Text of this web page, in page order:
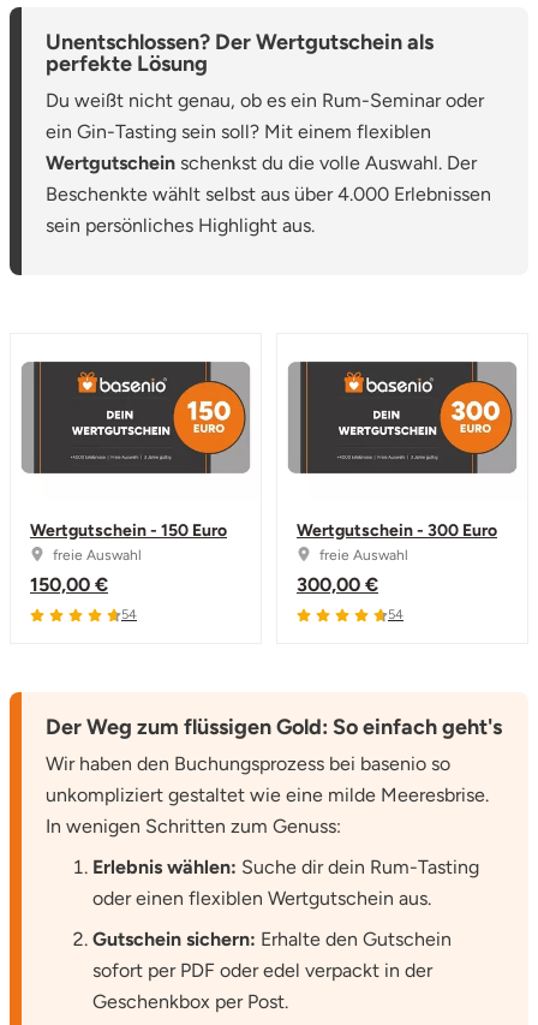
Unentschlossen? Der Wertgutschein als
perfekte Lösung
Du weißt nicht genau, ob es ein Rum-Seminar oder
ein Gin-Tasting sein soll? Mit einem flexiblen
Wertgutschein schenkst du die volle Auswahl. Der
Beschenkte wählt selbst aus über 4.000 Erlebnissen
sein persönliches Highlight aus.
Wertgutschein - 150 Euro
freie Auswahl
150,00 €
4.7 von 5
54
Wertgutschein - 300 Euro
freie Auswahl
300,00 €
4.7 von 5
54
Der Weg zum flüssigen Gold: So einfach geht's
Wir haben den Buchungsprozess bei basenio so
unkompliziert gestaltet wie eine milde Meeresbrise.
In wenigen Schritten zum Genuss:
Erlebnis wählen: Suche dir dein Rum-Tasting
oder einen flexiblen Wertgutschein aus.
Gutschein sichern: Erhalte den Gutschein
sofort per PDF oder edel verpackt in der
Geschenkbox per Post.